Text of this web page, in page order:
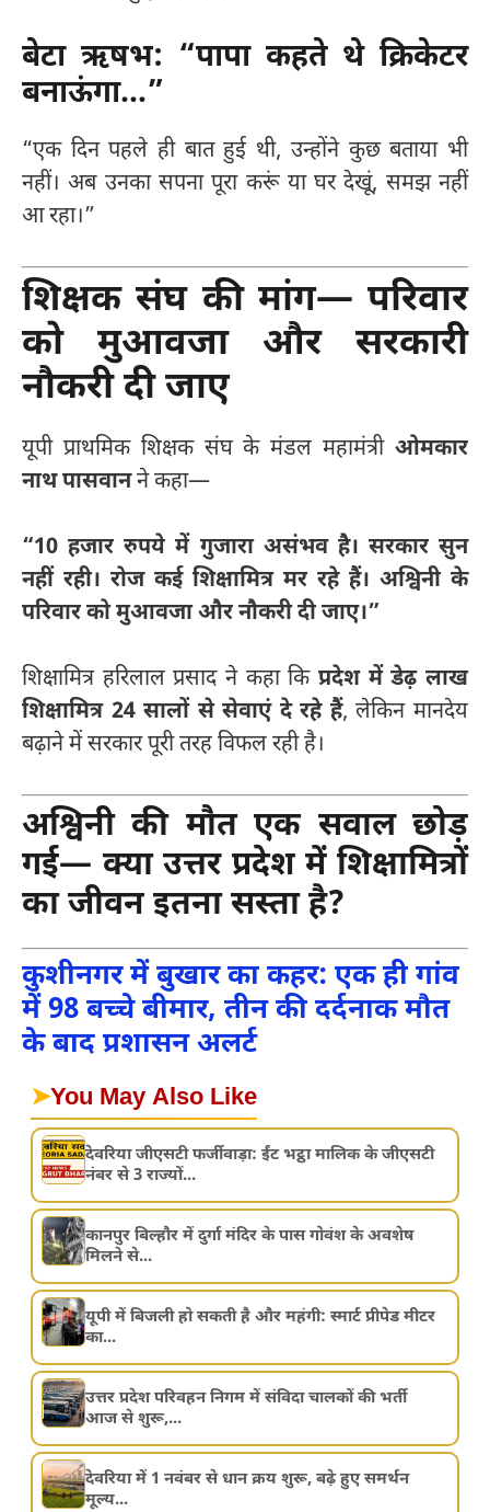
बेटा ऋषभ: “पापा कहते थे क्रिकेटर
बनाऊंगा…”
“एक दिन पहले ही बात हुई थी, उन्होंने कुछ बताया भी
नहीं। अब उनका सपना पूरा करूं या घर देखूं, समझ नहीं
आ रहा।”
शिक्षक संघ की मांग— परिवार
को मुआवजा और सरकारी
नौकरी दी जाए
यूपी प्राथमिक शिक्षक संघ के मंडल महामंत्री ओमकार
नाथ पासवानने कहा—
“10 हजार रुपये में गुजारा असंभव है। सरकार सुन
नहीं रही। रोज कई शिक्षामित्र मर रहे हैं। अश्विनी के
परिवार को मुआवजा और नौकरी दी जाए।”
शिक्षामित्र हरिलाल प्रसाद ने कहा कि प्रदेश में डेढ़ लाख
शिक्षामित्र 24 सालों से सेवाएं दे रहे हैं, लेकिन मानदेय
बढ़ाने में सरकार पूरी तरह विफल रही है।
अश्विनी की मौत एक सवाल छोड़
गई— क्या उत्तर प्रदेश में शिक्षामित्रों
का जीवन इतना सस्ता है?
कुशीनगर में बुखार का कहर: एक ही गांव
में 98 बच्चे बीमार, तीन की दर्दनाक मौत
के बाद प्रशासन अलर्ट
➤You May Also Like
देवरिया जीएसटी फर्जीवाड़ा: ईंट भट्ठा मालिक के जीएसटी
नंबर से 3 राज्यों...
कानपुर बिल्हौर में दुर्गा मंदिर के पास गोवंश के अवशेष
मिलने से...
यूपी में बिजली हो सकती है और महंगी: स्मार्ट प्रीपेड मीटर
का...
उत्तर प्रदेश परिवहन निगम में संविदा चालकों की भर्ती
आज से शुरू,...
देवरिया में 1 नवंबर से धान क्रय शुरू, बढ़े हुए समर्थन
मूल्य...